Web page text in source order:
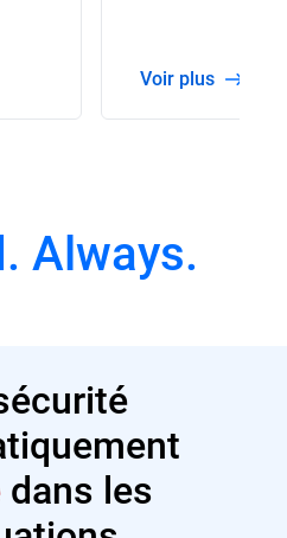
Voir plus
Always.
dans les